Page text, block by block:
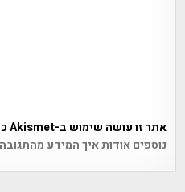
אתר זו עושה שימוש ב-Akismet כדי לסנן תגובות זבל.
נוספים אודות איך המידע